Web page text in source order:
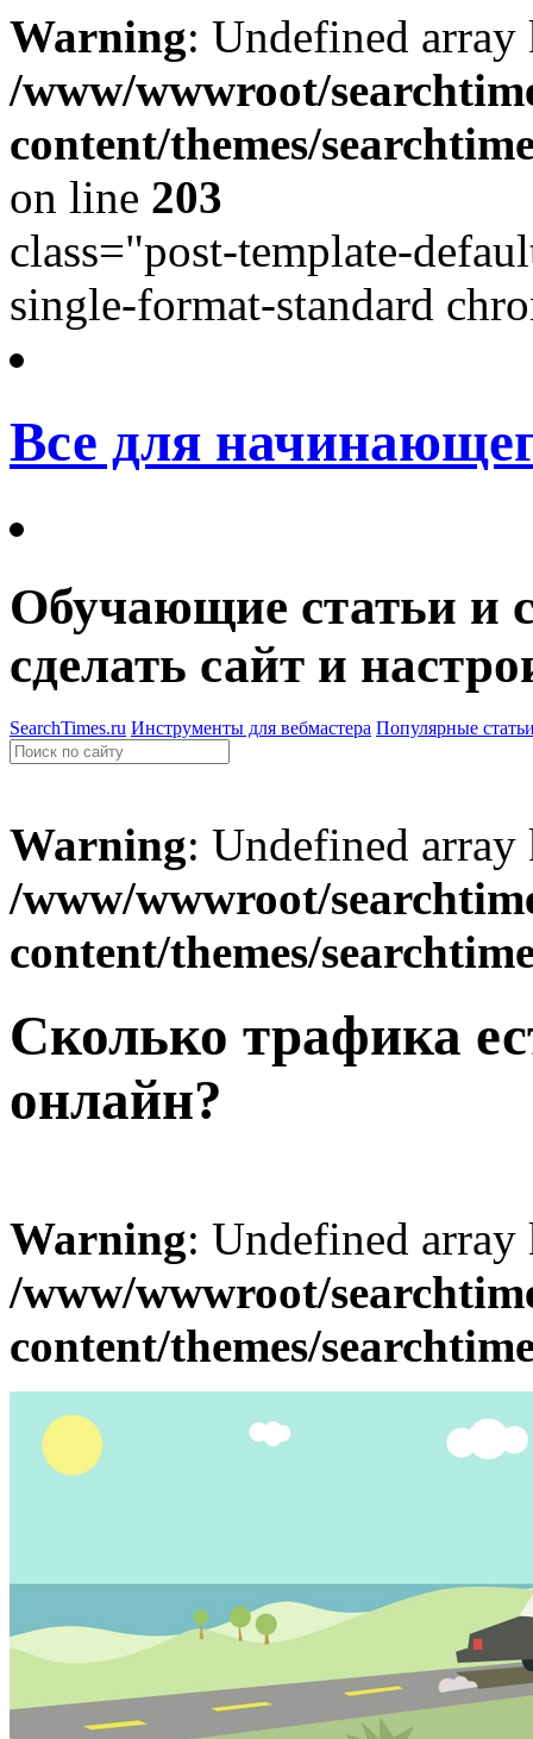
Warning: Undefined
/www/wwwroot/
content/themes/
on line 203
class="post-template-
single-format-standard
Все для
Обучающие статьи и
сделать сайт и
SearchTimes.ru Инструменты для вебмастера Популярные
Warning: Undefined
/www/wwwroot/
content/themes/
Сколько трафика
онлайн?
Warning: Undefined
/www/wwwroot/
content/themes/